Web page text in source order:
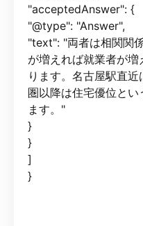
"acceptedAnswer": {
"@type": "Answer",
"text": "両者は相関関
が増えれば就業者が
ります。名古屋駅直
圏以降は住宅優位と
ます。"
}
}
]
}